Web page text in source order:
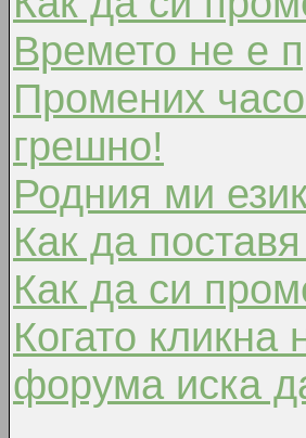
Времето не е
Промених
грешно!
Родния ми
Как да
Как да си
Когато
форума иска